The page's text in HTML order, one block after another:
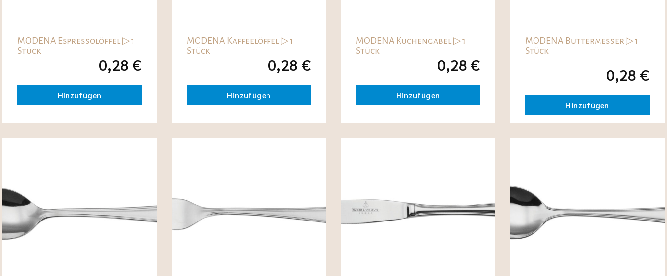
MODENA Espressolöffel ▷ 1
Stück
0,28 €
Hinzufügen
MODENA Kaffeelöffel ▷ 1
Stück
0,28 €
Hinzufügen
MODENA Kuchengabel ▷ 1
Stück
0,28 €
Hinzufügen
MODENA Buttermesser ▷ 1
Stück
0,28 €
Hinzufügen